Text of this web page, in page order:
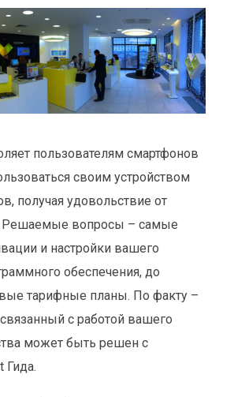
пользователям смартфонов
своим устройством
получая удовольствие от
Решаемые вопросы – самые
и настройки вашего
обеспечения, до
тарифные планы. По факту –
с работой вашего
может быть решен с